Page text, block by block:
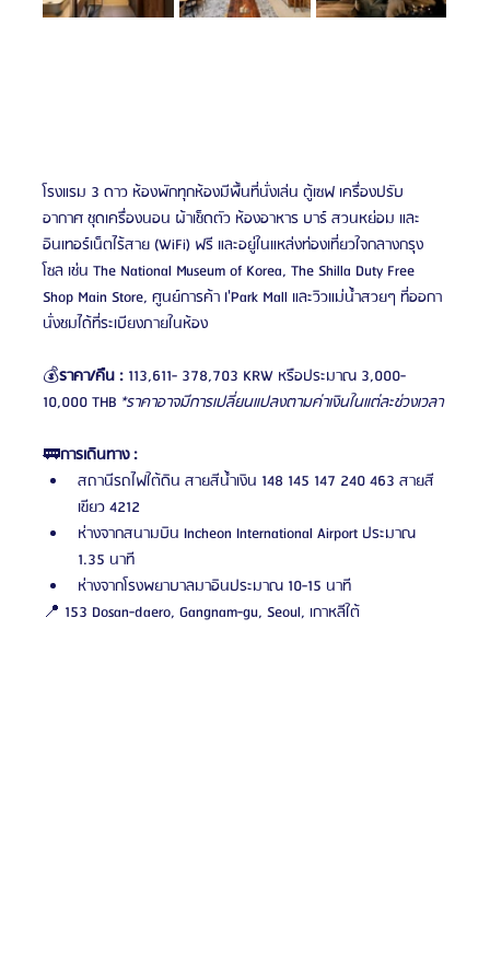
โรงแรม 3 ดาว ห้องพักทุกห้องมีพื้นที่นั่งเล่น ตู้เซฟ เครื่องปรับ
อากาศ ชุดเครื่องนอน ผ้าเช็ดตัว ห้องอาหาร บาร์ สวนหย่อม และ
อินเทอร์เน็ตไร้สาย (WiFi) ฟรี และอยู่ในแหล่งท่องเที่ยวใจกลางกรุง
โซล เช่น The National Museum of Korea, The Shilla Duty Free
Shop Main Store, ศูนย์การค้า I'Park Mall และวิวแม่น้ำสวยๆ ที่ออกา
นั่งชมได้ที่ระเบียงภายในห้อง
💰ราคา/คืน : 113,611- 378,703 KRW หรือประมาณ 3,000-
10,000 THB *ราคาอาจมีการเปลี่ยนแปลงตามค่าเงินในแต่ละช่วงเวลา
🚃การเดินทาง :
สถานีรถไฟใต้ดิน สายสีน้ำเงิน 148 145 147 240 463 สายสี
เขียว 4212
ห่างจากสนามบิน Incheon International Airport ประมาณ
1.35 นาที
ห่างจากโรงพยาบาลมาอินประมาณ 10-15 นาที
📍 153 Dosan-daero, Gangnam-gu, Seoul, เกาหลีใต้